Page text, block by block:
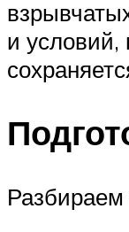
и условий,